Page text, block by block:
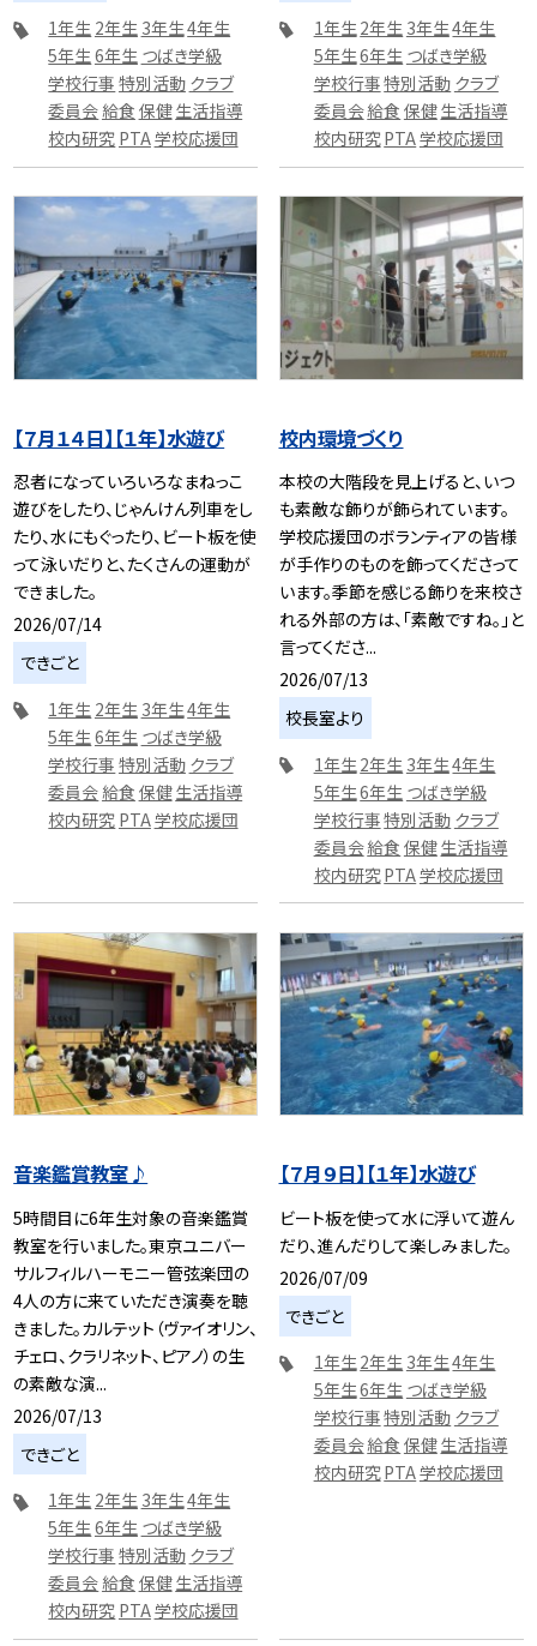
1年生 2年生 3年生4年生
5年生6年生 つばき学級
学校行事 特別活動 クラブ
委員会 給食 保健生活指導
校内研究 PTA学校応援団
1年生2年生 3年生4年生
5年生6年生 つばき学級
学校行事特別活動 クラブ
委員会給食 保健生活指導
校内研究PTA学校応援団
【７月１４日】【１年】水遊び
忍者になっていろいろなまねっこ
遊びをしたり、じゃんけん列車をし
たり、水にもぐったり、ビート板を使
って泳いだりと、たくさんの運動が
できました。
2026/07/14
できごと
1年生 2年生 3年生4年生
5年生 6年生 つばき学級
学校行事 特別活動 クラブ
委員会 給食 保健生活指導
校内研究 PTA学校応援団
校内環境づくり
本校の大階段を見上げると、いつ
も素敵な飾りが飾られています。
学校応援団のボランティアの皆様
が手作りのものを飾ってくださって
います。季節を感じる飾りを来校さ
れる外部の方は、「素敵ですね。」と
言ってくださ...
2026/07/13
校長室より
1年生 2年生 3年生4年生
5年生6年生 つばき学級
学校行事特別活動 クラブ
委員会給食 保健生活指導
校内研究PTA学校応援団
音楽鑑賞教室♪
5時間目に6年生対象の音楽鑑賞
教室を行いました。東京ユニバー
サルフィルハーモニー管弦楽団の
4人の方に来ていただき演奏を聴
きました。カルテット（ヴァイオリン、
チェロ、クラリネット、ピアノ）の生
の素敵な演...
2026/07/13
できごと
1年生 2年生 3年生4年生
5年生6年生 つばき学級
学校行事 特別活動 クラブ
委員会 給食 保健生活指導
校内研究 PTA学校応援団
【７月９日】【１年】水遊び
ビート板を使って水に浮いて遊ん
だり、進んだりして楽しみました。
2026/07/09
できごと
1年生2年生 3年生4年生
5年生6年生 つばき学級
学校行事特別活動 クラブ
委員会給食 保健生活指導
校内研究PTA学校応援団